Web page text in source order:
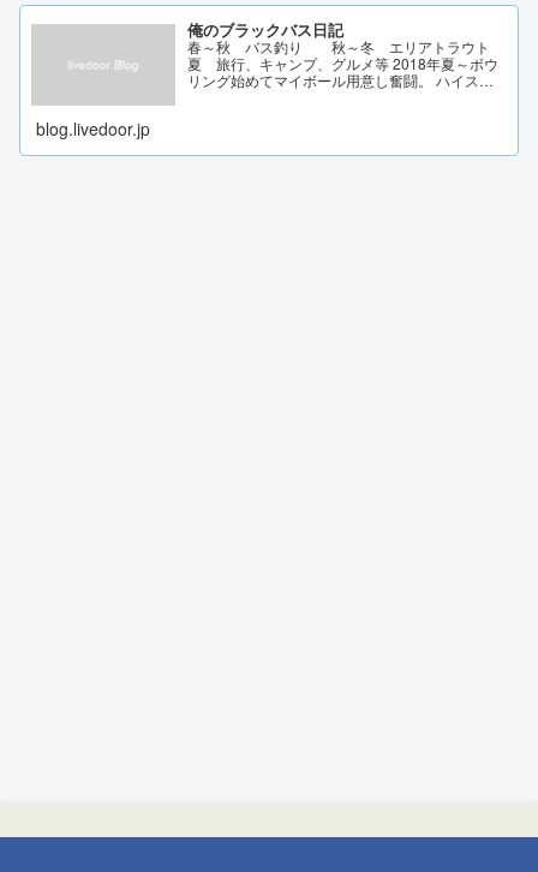
俺のブラックバス日記
春～秋 バス釣り 秋～冬 エリアトラウト
夏 旅行、キャンプ、グルメ等 2018年夏～ボウ
リング始めてマイボール用意し奮闘。 ハイスコ
blog.livedoor.jp